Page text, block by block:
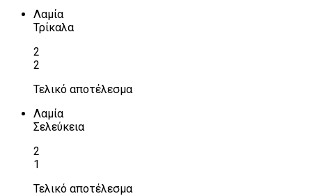
Λαμία
Τρίκαλα
2
2
Τελικό αποτέλεσμα
Λαμία
Σελεύκεια
2
1
Τελικό αποτέλεσμα